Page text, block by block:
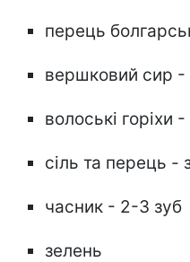
перець
вершковий сир -
волоські горіхи
сіль та перець -
часник - 2-3 зуб
зелень